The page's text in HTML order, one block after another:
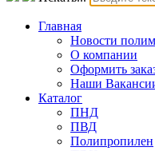
Главная
Новости
О компании
Оформить
Наши
Каталог
ПНД
ПВД
Полипропилен